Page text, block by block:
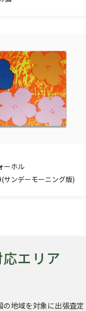
ーホル
サンデーモーニング版)
エリア
地域を対象に出張査定